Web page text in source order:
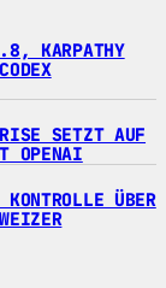
KARPATHY
SETZT AUF
OPENAI
ÜBER